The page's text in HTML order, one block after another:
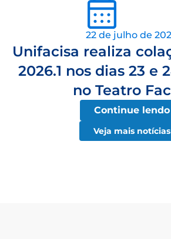
22 de julho de
Unifacisa realiza
2026.1 nos dias 23 e
no Teatro
Continue lendo
Veja mais notícias